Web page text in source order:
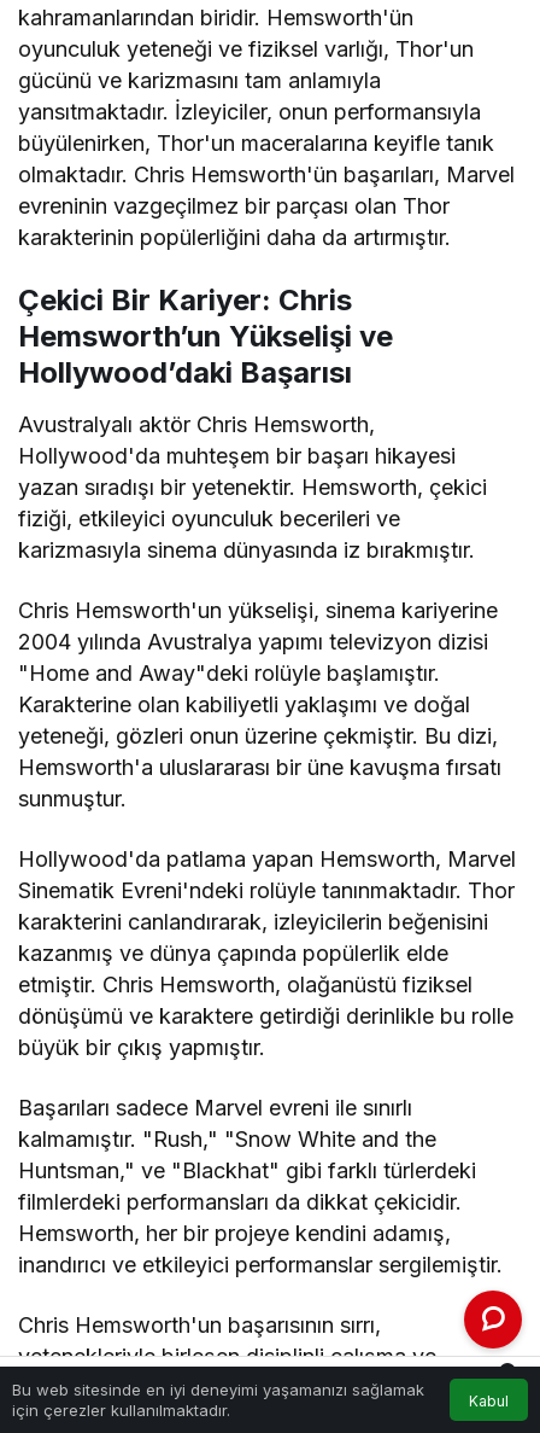
kahramanlarından biridir. Hemsworth'ün
oyunculuk yeteneği ve fiziksel varlığı, Thor'un
gücünü ve karizmasını tam anlamıyla
yansıtmaktadır. İzleyiciler, onun performansıyla
büyülenirken, Thor'un maceralarına keyifle tanık
olmaktadır. Chris Hemsworth'ün başarıları, Marvel
evreninin vazgeçilmez bir parçası olan Thor
karakterinin popülerliğini daha da artırmıştır.
Çekici Bir Kariyer: Chris
Hemsworth’un Yükselişi ve
Hollywood’daki Başarısı
Avustralyalı aktör Chris Hemsworth,
Hollywood'da muhteşem bir başarı hikayesi
yazan sıradışı bir yetenektir. Hemsworth, çekici
fiziği, etkileyici oyunculuk becerileri ve
karizmasıyla sinema dünyasında iz bırakmıştır.
Chris Hemsworth'un yükselişi, sinema kariyerine
2004 yılında Avustralya yapımı televizyon dizisi
"Home and Away"deki rolüyle başlamıştır.
Karakterine olan kabiliyetli yaklaşımı ve doğal
yeteneği, gözleri onun üzerine çekmiştir. Bu dizi,
Hemsworth'a uluslararası bir üne kavuşma fırsatı
sunmuştur.
Hollywood'da patlama yapan Hemsworth, Marvel
Sinematik Evreni'ndeki rolüyle tanınmaktadır. Thor
karakterini canlandırarak, izleyicilerin beğenisini
kazanmış ve dünya çapında popülerlik elde
etmiştir. Chris Hemsworth, olağanüstü fiziksel
dönüşümü ve karaktere getirdiği derinlikle bu rolle
büyük bir çıkış yapmıştır.
Başarıları sadece Marvel evreni ile sınırlı
kalmamıştır. "Rush," "Snow White and the
Huntsman," ve "Blackhat" gibi farklı türlerdeki
filmlerdeki performansları da dikkat çekicidir.
Hemsworth, her bir projeye kendini adamış,
inandırıcı ve etkileyici performanslar sergilemiştir.
Chris Hemsworth'un başarısının sırrı,
yetenekleriyle birleşen disiplinli çalışma ve
arzusudur. Oyunculuğuna olan bağlılığı ve sürekli
gelişme isteği, onu sektördeki diğer oyunculardan
Bu web sitesinde en iyi deneyimi yaşamanızı sağlamak
için çerezler kullanılmaktadır.
Kabul
Anasayfa Akış Bildirimler